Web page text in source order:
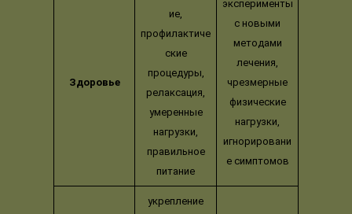
Здоровье
ие,
профилактиче
ские
процедуры,
релаксация,
умеренные
нагрузки,
правильное
питание
эксперименты
с новыми
методами
лечения,
чрезмерные
физические
нагрузки,
игнорировани
е симптомов
укрепление